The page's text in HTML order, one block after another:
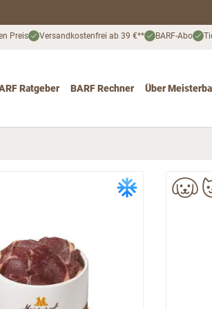
Preis Versandkostenfrei ab 39 €** BARF-Abo
Ratgeber BARF Rechner Über